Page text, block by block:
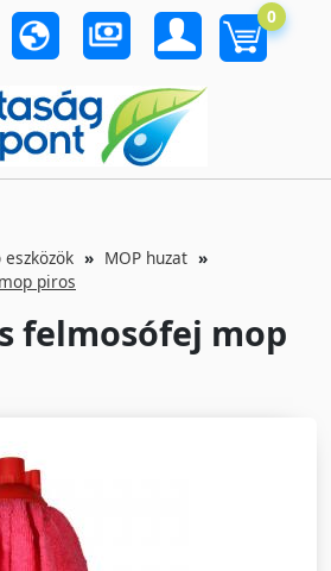
0
MOP huzat
piros
felmosófej mop